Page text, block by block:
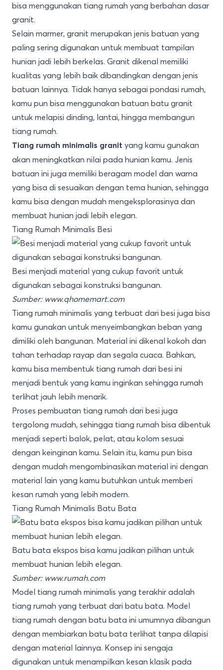
bisa menggunakan tiang rumah yang berbahan dasar
granit.
Selain marmer, granit merupakan jenis batuan yang
paling sering digunakan untuk membuat tampilan
hunian jadi lebih berkelas. Granit dikenal memiliki
kualitas yang lebih baik dibandingkan dengan jenis
batuan lainnya. Tidak hanya sebagai pondasi rumah,
kamu pun bisa menggunakan batuan batu granit
untuk melapisi dinding, lantai, hingga membangun
tiang rumah.
Tiang rumah minimalis granit yang kamu gunakan
akan meningkatkan nilai pada hunian kamu. Jenis
batuan ini juga memiliki beragam model dan warna
yang bisa di sesuaikan dengan tema hunian, sehingga
kamu bisa dengan mudah mengeksplorasinya dan
membuat hunian jadi lebih elegan.
Tiang Rumah Minimalis Besi
Besi menjadi material yang cukup favorit untuk
digunakan sebagai konstruksi bangunan.
Sumber: www.qhomemart.com
Tiang rumah minimalis yang terbuat dari besi juga bisa
kamu gunakan untuk menyeimbangkan beban yang
dimiliki oleh bangunan. Material ini dikenal kokoh dan
tahan terhadap rayap dan segala cuaca. Bahkan,
kamu bisa membentuk tiang rumah dari besi ini
menjadi bentuk yang kamu inginkan sehingga rumah
terlihat jauh lebih menarik.
Proses pembuatan tiang rumah dari besi juga
tergolong mudah, sehingga tiang rumah bisa dibentuk
menjadi seperti balok, pelat, atau kolom sesuai
dengan keinginan kamu. Selain itu, kamu pun bisa
dengan mudah mengombinasikan material ini dengan
material lain yang kamu butuhkan untuk memberi
kesan rumah yang lebih modern.
Tiang Rumah Minimalis Batu Bata
Batu bata ekspos bisa kamu jadikan pilihan untuk
membuat hunian lebih elegan.
Sumber: www.rumah.com
Model tiang rumah minimalis yang terakhir adalah
tiang rumah yang terbuat dari batu bata. Model
tiang rumah dengan batu bata ini umumnya dibangun
dengan membiarkan batu bata terlihat tanpa dilapisi
dengan material lainnya. Konsep ini sengaja
digunakan untuk menampilkan kesan klasik pada